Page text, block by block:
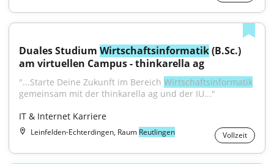
Duales Studium Wirtschaftsinformatik (B.Sc.)
am virtuellen Campus - thinkarella ag
"...Starte Deine Zukunft im Bereich Wirtschaftsinformatik
gemeinsam mit der thinkarella ag und der IU..."
IT & Internet Karriere
Leinfelden-Echterdingen, Raum Reutlingen Vollzeit